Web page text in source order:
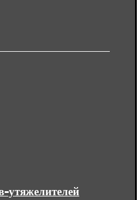
утяжелителей